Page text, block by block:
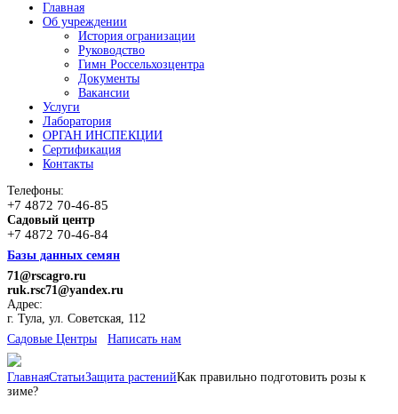
Главная
Об учреждении
История огранизации
Руководство
Гимн Россельхозцентра
Документы
Вакансии
Услуги
Лаборатория
ОРГАН ИНСПЕКЦИИ
Сертификация
Контакты
Телефоны:
+7 4872 70-46-85
Садовый центр
+7 4872 70-46-84
Базы данных семян
71@rscagro.ru
ruk.rsc71@yandex.ru
Адрес:
г. Тула, ул. Советская, 112
Cадовые Центры
Написать нам
ГлавнаяСтатьиЗащита растенийКак правильно подготовить розы к
зиме?